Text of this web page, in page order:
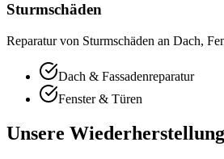
Sturmschäden
Reparatur von Sturmschäden an Dach,
Dach & Fassadenreparatur
Fenster & Türen
Unsere